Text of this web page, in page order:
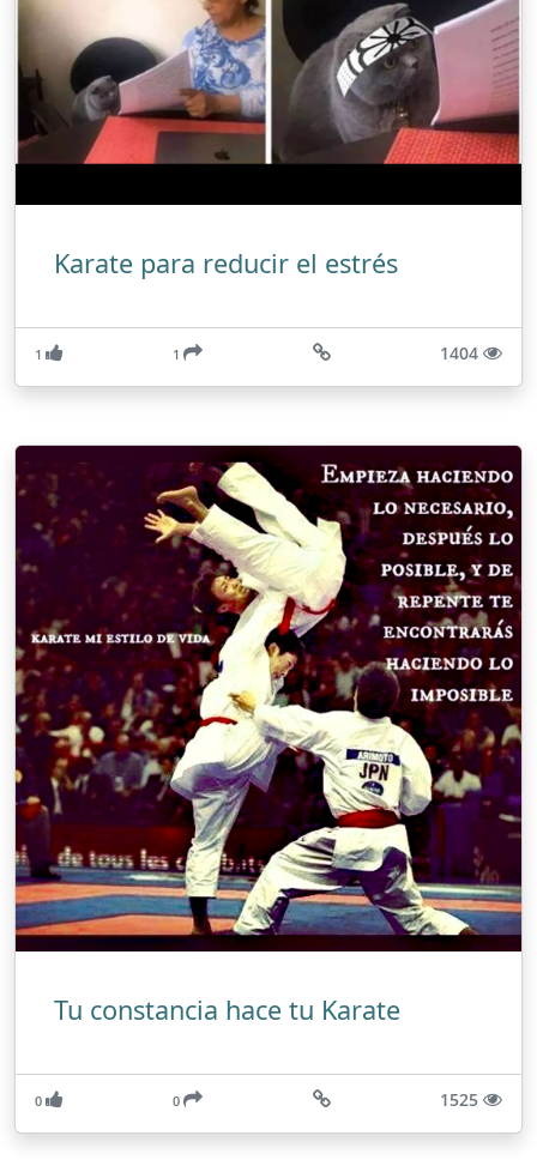
Karate para reducir el estrés
1 1 1404
Tu constancia hace tu Karate
0 0 1525